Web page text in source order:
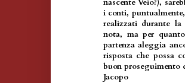
nascente Veio?),
i conti,
realizzati durante la
nota, ma per
partenza aleggia
risposta che possa
buon proseguimento
Jacopo